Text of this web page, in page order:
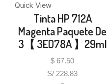
Quick View
Tinta HP 712A
Magenta Paquete De
3【 3ED78A 】29ml
$ 67.50
S/ 228.83